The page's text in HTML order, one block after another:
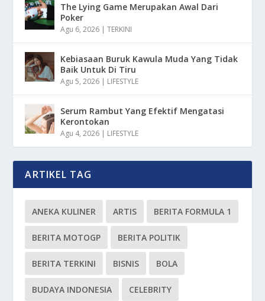
The Lying Game Merupakan Awal Dari
Poker
Agu 6, 2026 |TERKINI
Kebiasaan Buruk Kawula Muda Yang Tidak
Baik Untuk Di Tiru
Agu 5, 2026 | LIFESTYLE
Serum Rambut Yang Efektif Mengatasi
Kerontokan
Agu 4, 2026 | LIFESTYLE
ARTIKEL TAG
ANEKA KULINER ARTIS BERITA FORMULA 1
BERITA MOTOGP BERITA POLITIK
BERITA TERKINI BISNIS BOLA
BUDAYA INDONESIA CELEBRITY